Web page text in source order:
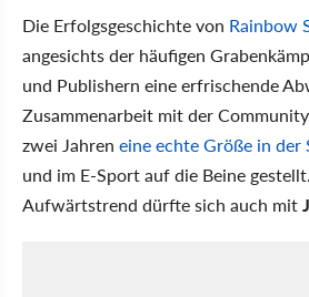
Die Erfolgsgeschichte von Rainbow
angesichts der häufigen
und Publishern eine erfrischende
Zusammenarbeit mit der
zwei Jahren eine echte Größe in
und im E-Sport auf die Beine
Aufwärtstrend dürfte sich auch mit